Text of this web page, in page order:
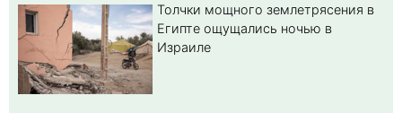
Толчки мощного землетрясения в
Египте ощущались ночью в
Израиле